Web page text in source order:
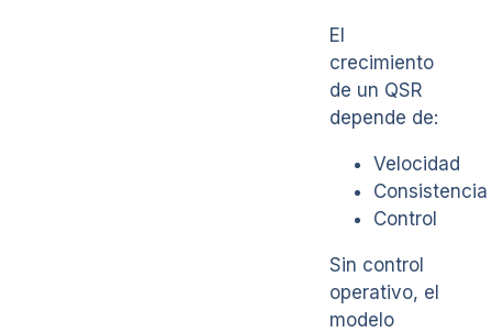
El
crecimiento
de un QSR
depende de:
Velocidad
Consistencia
Control
Sin control
operativo, el
modelo